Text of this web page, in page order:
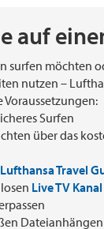
auf
surfen möchten
nutzen –
Surfen
über das
Lufthansa Travel
Live TV